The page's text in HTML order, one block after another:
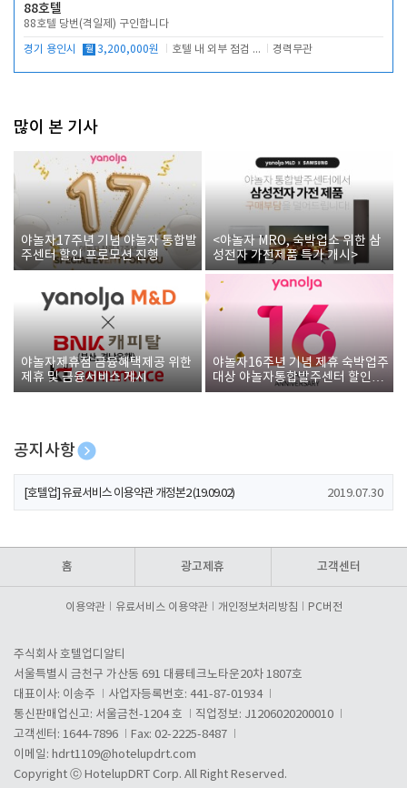
88호텔
88호텔 당번(격일제) 구인합니다
경기 용인시 월 3,200,000원 호텔 내 외부 점검 및 프런트 운영 경력무관
많이 본 기사
야놀자17주년 기념 야놀자 통합발
주센터 할인 프로모션 진행
<야놀자 MRO, 숙박업소 위한 삼
성전자 가전제품 특가 개시>
야놀자제휴점 금융혜택제공 위한
제휴 및 금융서비스 게시
야놀자16주년 기념 제휴 숙박업주
대상 야놀자통합발주센터 할인쿠
폰 증정
공지사항
[호텔업] 개인정보 처리방침 개정본1 (19.09.02)
[호텔업] 유료서비스 이용약관 개정본2 (19.09.02) 2019.07.30
홈 광고제휴 고객센터
이용약관 유료서비스 이용약관 개인정보처리방침 PC버전
주식회사 호텔업디알티
서울특별시 금천구 가산동 691 대륭테크노타운20차 1807호
대표이사: 이송주
사업자등록번호: 441-87-01934
통신판매업신고: 서울금천-1204 호
직업정보: J1206020200010
고객센터: 1644-7896
Fax: 02-2225-8487
이메일: hdrt1109@hotelupdrt.com
Copyright ⓒ HotelupDRT Corp. All Right Reserved.